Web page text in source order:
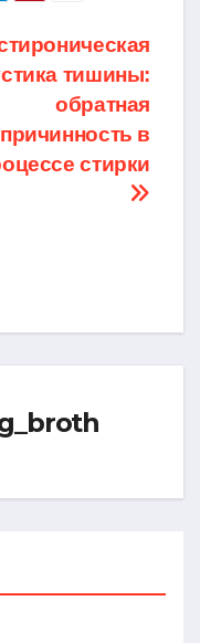
тишины:
обратная
причинность в
стирки